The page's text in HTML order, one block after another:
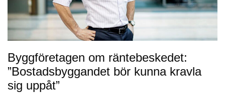
Byggföretagen om räntebeskedet:
”Bostadsbyggandet bör kunna kravla
sig uppåt”